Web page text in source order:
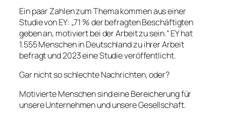
Ein paar Zahlen zum Thema kommen aus einer
Studie von EY: „71 % der befragten Beschäftigten
geben an, motiviert bei der Arbeit zu sein.“ EY hat
1.555 Menschen in Deutschland zu ihrer Arbeit
befragt und 2023 eine Studie veröffentlicht.
Gar nicht so schlechte Nachrichten, oder?
Motivierte Menschen sind eine Bereicherung für
unsere Unternehmen und unsere Gesellschaft.